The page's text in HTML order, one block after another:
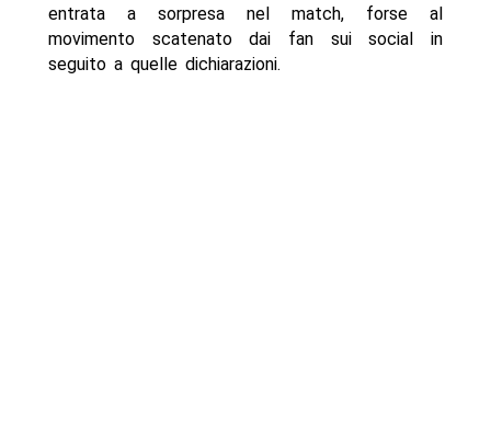
entrata a sorpresa nel match, forse al
movimento scatenato dai fan sui social in
seguito a quelle dichiarazioni.